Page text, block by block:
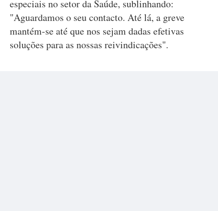
especiais no setor da Saúde, sublinhando:
"Aguardamos o seu contacto. Até lá, a greve
mantém-se até que nos sejam dadas efetivas
soluções para as nossas reivindicações".